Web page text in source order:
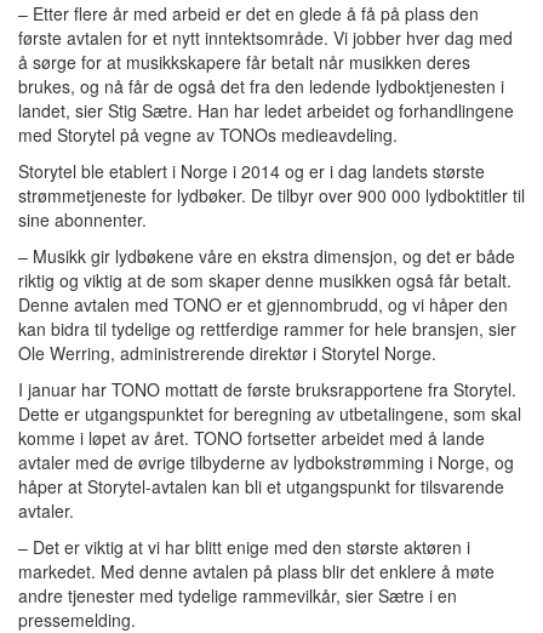
– Etter flere år med arbeid er det en glede å få på plass den
første avtalen for et nytt inntektsområde. Vi jobber hver dag med
å sørge for at musikkskapere får betalt når musikken deres
brukes, og nå får de også det fra den ledende lydboktjenesten i
landet, sier Stig Sætre. Han har ledet arbeidet og forhandlingene
med Storytel på vegne av TONOs medieavdeling.
Storytel ble etablert i Norge i 2014 og er i dag landets største
strømmetjeneste for lydbøker. De tilbyr over 900 000 lydboktitler til
sine abonnenter.
– Musikk gir lydbøkene våre en ekstra dimensjon, og det er både
riktig og viktig at de som skaper denne musikken også får betalt.
Denne avtalen med TONO er et gjennombrudd, og vi håper den
kan bidra til tydelige og rettferdige rammer for hele bransjen, sier
Ole Werring, administrerende direktør i Storytel Norge.
I januar har TONO mottatt de første bruksrapportene fra Storytel.
Dette er utgangspunktet for beregning av utbetalingene, som skal
komme i løpet av året. TONO fortsetter arbeidet med å lande
avtaler med de øvrige tilbyderne av lydbokstrømming i Norge, og
håper at Storytel-avtalen kan bli et utgangspunkt for tilsvarende
avtaler.
– Det er viktig at vi har blitt enige med den største aktøren i
markedet. Med denne avtalen på plass blir det enklere å møte
andre tjenester med tydelige rammevilkår, sier Sætre i en
pressemelding.